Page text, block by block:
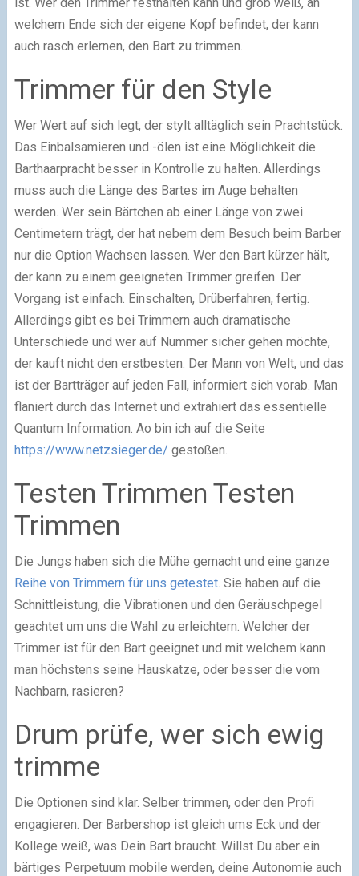
welchem Ende sich der eigene Kopf befindet, der kann
auch rasch erlernen, den Bart zu trimmen.
Trimmer für den Style
Wer Wert auf sich legt, der stylt alltäglich sein Prachtstück.
Das Einbalsamieren und -ölen ist eine Möglichkeit die
Barthaarpracht besser in Kontrolle zu halten. Allerdings
muss auch die Länge des Bartes im Auge behalten
werden. Wer sein Bärtchen ab einer Länge von zwei
Centimetern trägt, der hat nebem dem Besuch beim Barber
nur die Option Wachsen lassen. Wer den Bart kürzer hält,
der kann zu einem geeigneten Trimmer greifen. Der
Vorgang ist einfach. Einschalten, Drüberfahren, fertig.
Allerdings gibt es bei Trimmern auch dramatische
Unterschiede und wer auf Nummer sicher gehen möchte,
der kauft nicht den erstbesten. Der Mann von Welt, und das
ist der Bartträger auf jeden Fall, informiert sich vorab. Man
flaniert durch das Internet und extrahiert das essentielle
Quantum Information. Ao bin ich auf die Seite
https://www.netzsieger.de/ gestoßen.
Testen Trimmen Testen
Trimmen
Die Jungs haben sich die Mühe gemacht und eine ganze
Reihe von Trimmern für uns getestet. Sie haben auf die
Schnittleistung, die Vibrationen und den Geräuschpegel
geachtet um uns die Wahl zu erleichtern. Welcher der
Trimmer ist für den Bart geeignet und mit welchem kann
man höchstens seine Hauskatze, oder besser die vom
Nachbarn, rasieren?
Drum prüfe, wer sich ewig
trimme
Die Optionen sind klar. Selber trimmen, oder den Profi
engagieren. Der Barbershop ist gleich ums Eck und der
Kollege weiß, was Dein Bart braucht. Willst Du aber ein
bärtiges Perpetuum mobile werden, deine Autonomie auch